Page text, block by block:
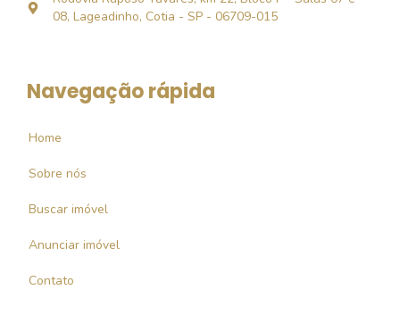
08, Lageadinho, Cotia - SP - 06709-015
Navegação rápida
Home
Sobre nós
Buscar imóvel
Anunciar imóvel
Contato